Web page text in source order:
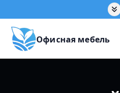
т
Офисная мебель